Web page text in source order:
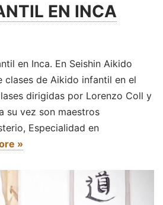
EN INCA
en Inca. En Seishin Aikido
clases de Aikido infantil en el
dirigidas por Lorenzo Coll y
su vez son maestros
Especialidad en
»